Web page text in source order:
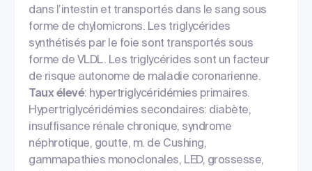
dans l’intestin et transportés dans le sang sous
forme de chylomicrons. Les triglycérides
synthétisés par le foie sont transportés sous
forme de VLDL. Les triglycérides sont un facteur
de risque autonome de maladie coronarienne.
Taux élevé: hypertriglycéridémies primaires.
Hypertriglycéridémies secondaires: diabète,
insuffisance rénale chronique, syndrome
néphrotique, goutte, m. de Cushing,
gammapathies monoclonales, LED, grossesse,